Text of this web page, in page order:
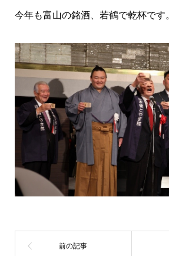
今年も富山の銘酒、若鶴で乾杯です。